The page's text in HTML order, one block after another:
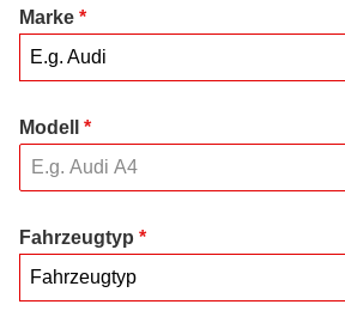
Marke *
E.g. Audi
Modell *
Fahrzeugtyp *
Fahrzeugtyp